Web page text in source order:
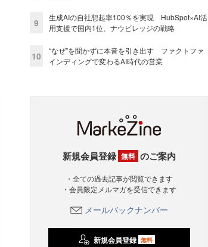
9
生成AIの自社想起率100％を実現 HubSpot×AI活
用支援で国内1位、ナウビレッジの戦略
10
“なぜ”を聞かずに本音を引き出す ファクトファ
インディングで変わるAI時代の営業
新規会員登録 無料 のご案内
・全ての過去記事が閲覧できます
・会員限定メルマガを受信できます
メールバックナンバー
新規会員登録 無料